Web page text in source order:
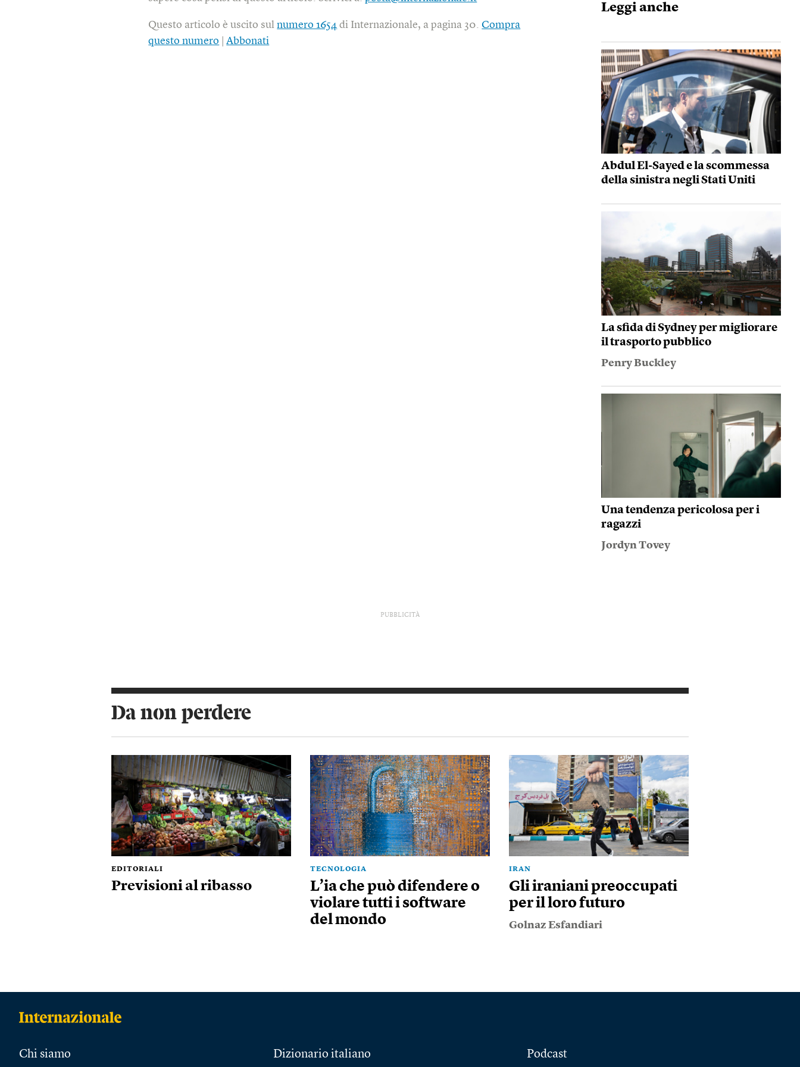
Questo articolo è uscito sulnumero 1654 di Internazionale, a pagina 30.Compra
questo numero |Abbonati
Leggi anche
Abdul El-Sayed e la scommessa
della sinistra negli Stati Uniti
La sfida di Sydney per migliorare
il trasporto pubblico
Penry Buckley
Una tendenza pericolosa per i
ragazzi
Jordyn Tovey
PUBBLICITÀ
Da non perdere
EDITORIALI
Previsioni al ribasso
TECNOLOGIA
L’ia che può difendere o
violare tutti i software
del mondo
IRAN
Gli iraniani preoccupati
per il loro futuro
Golnaz Esfandiari
Chi siamo Dizionario italiano Podcast